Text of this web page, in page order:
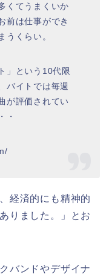
くてうまくいか
前は仕事ができ
うくらい。
」という10代限
バイトでは毎週
が評価されてい
・
経済的にも精神的
りました。」とお
バンドやデザイナ